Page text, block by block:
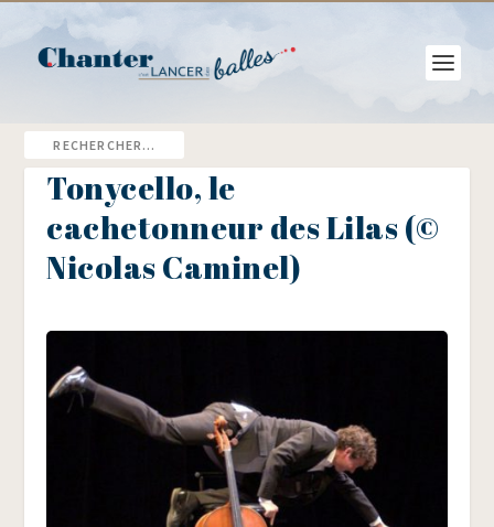
Tonycello, le
cachetonneur des Lilas (©
Nicolas Caminel)